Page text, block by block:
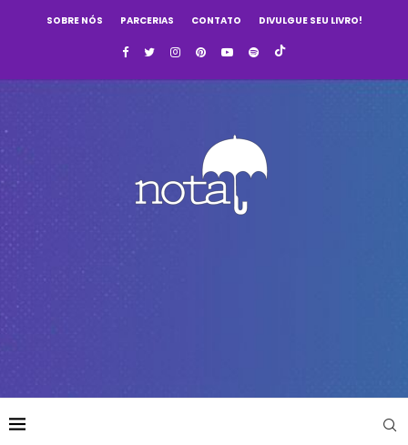
SOBRE NÓS PARCERIAS CONTATO DIVULGUE SEU LIVRO!